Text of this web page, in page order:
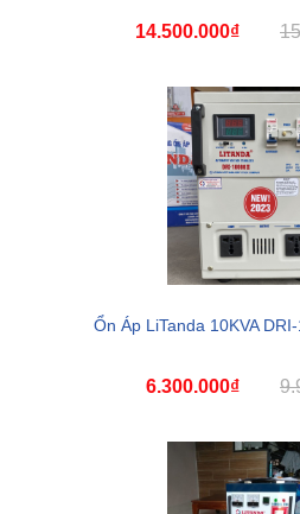
14.500.000₫
Ổn Áp LiTanda 10KVA DRI-
6.300.000₫